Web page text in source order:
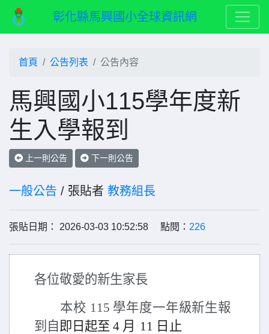
彰化縣馬興國小全球資訊網
首頁 公告列表 公告內容
馬興國小115學年度新
生入學報到
上一則公告 下一則公告
一般公告 / 張貼者 教務組長
張貼日期： 2026-03-03 10:52:58 點閱： 226
各位敬愛的新生家長
本校 115 學年度一年級新生報
到 自即日起至 4 月 11 日止